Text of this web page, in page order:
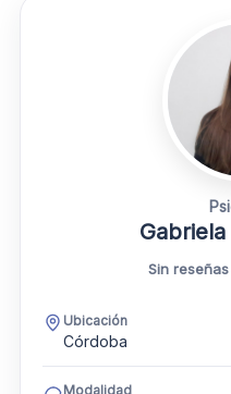
Sin
Ubicación
Córdoba
Modalidad